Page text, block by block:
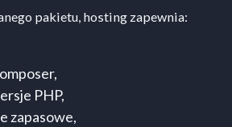
pakietu, hosting zapewnia:
PHP,
zapasowe,